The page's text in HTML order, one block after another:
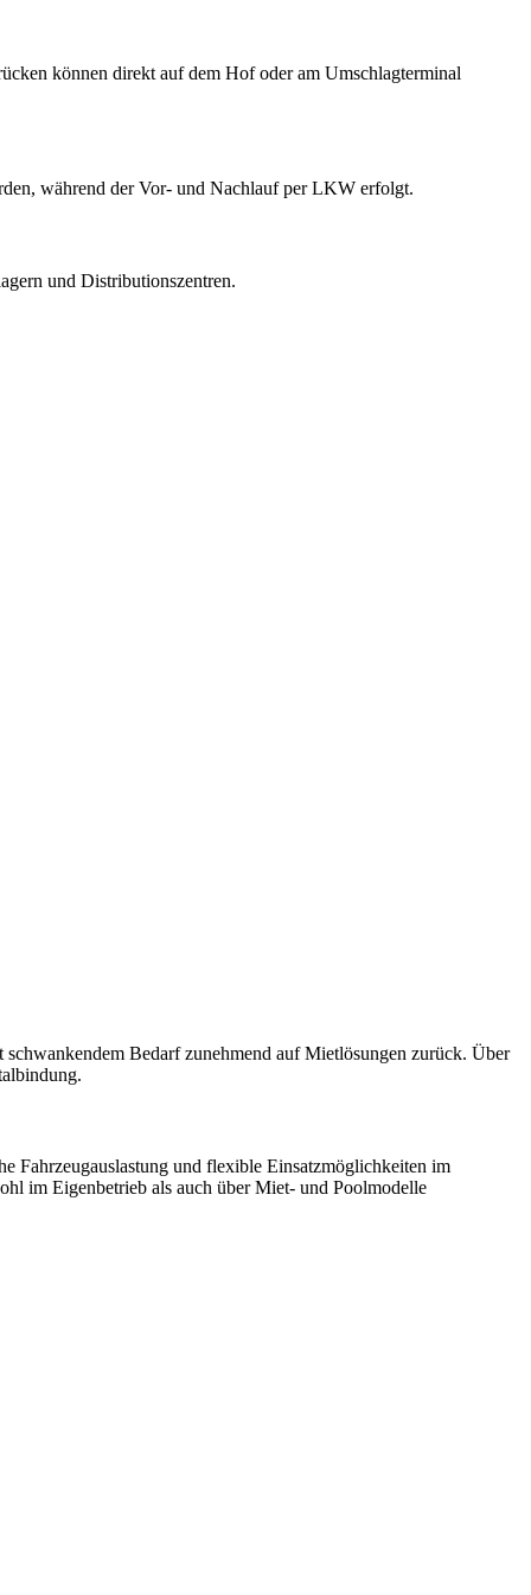
können direkt auf dem Hof oder am Umschlagterminal
während der Vor- und Nachlauf per LKW erfolgt.
und Distributionszentren.
Bedarf zunehmend auf Mietlösungen zurück. Über
Fahrzeugauslastung und flexible Einsatzmöglichkeiten im
im Eigenbetrieb als auch über Miet- und Poolmodelle